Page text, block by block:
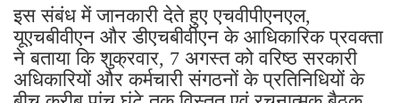
इस संबंध में जानकारी देते हुए एचवीपीएनएल,
यूएचबीवीएन और डीएचबीवीएन के आधिकारिक प्रवक्ता
ने बताया कि शुक्रवार, 7 अगस्त को वरिष्ठ सरकारी
अधिकारियों और कर्मचारी संगठनों के प्रतिनिधियों के